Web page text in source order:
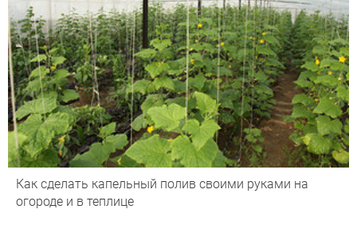
Как сделать капельный полив своими руками на
огороде и в теплице